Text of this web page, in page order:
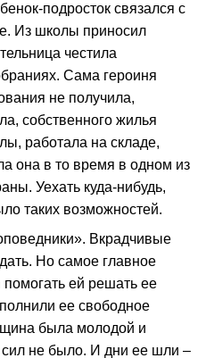
подросток связался с
Из школы приносил
честила
Сама героиня
не получила,
собственного жилья
работала на складе,
она в то время в одном из
Уехать куда-нибудь,
таких возможностей.
Вкрадчивые
Но самое главное
ей решать ее
ее свободное
была молодой и
не было. И дни ее шли –